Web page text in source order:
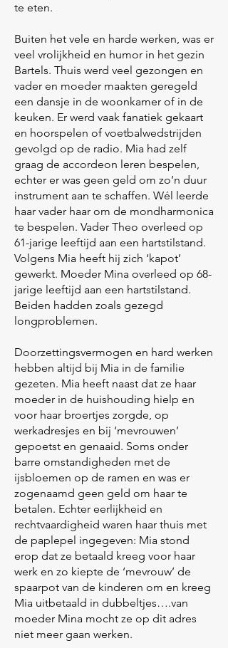
te eten.
Buiten het vele en harde werken, was er
veel vrolijkheid en humor in het gezin
Bartels. Thuis werd veel gezongen en
vader en moeder maakten geregeld
een dansje in de woonkamer of in de
keuken. Er werd vaak fanatiek gekaart
en hoorspelen of voetbalwedstrijden
gevolgd op de radio. Mia had zelf
graag de accordeon leren bespelen,
echter er was geen geld om zo’n duur
instrument aan te schaffen. Wél leerde
haar vader haar om de mondharmonica
te bespelen. Vader Theo overleed op
61-jarige leeftijd aan een hartstilstand.
Volgens Mia heeft hij zich ‘kapot’
gewerkt. Moeder Mina overleed op 68-
jarige leeftijd aan een hartstilstand.
Beiden hadden zoals gezegd
longproblemen.
Doorzettingsvermogen en hard werken
hebben altijd bij Mia in de familie
gezeten. Mia heeft naast dat ze haar
moeder in de huishouding hielp en
voor haar broertjes zorgde, op
werkadresjes en bij ‘mevrouwen’
gepoetst en genaaid. Soms onder
barre omstandigheden met de
ijsbloemen op de ramen en was er
zogenaamd geen geld om haar te
betalen. Echter eerlijkheid en
rechtvaardigheid waren haar thuis met
de paplepel ingegeven: Mia stond
erop dat ze betaald kreeg voor haar
werk en zo kiepte de ‘mevrouw’ de
spaarpot van de kinderen om en kreeg
Mia uitbetaald in dubbeltjes….van
moeder Mina mocht ze op dit adres
niet meer gaan werken.